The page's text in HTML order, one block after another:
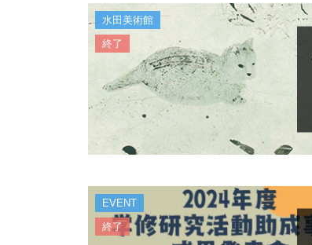
水田美術館
終了
EVENT
終了